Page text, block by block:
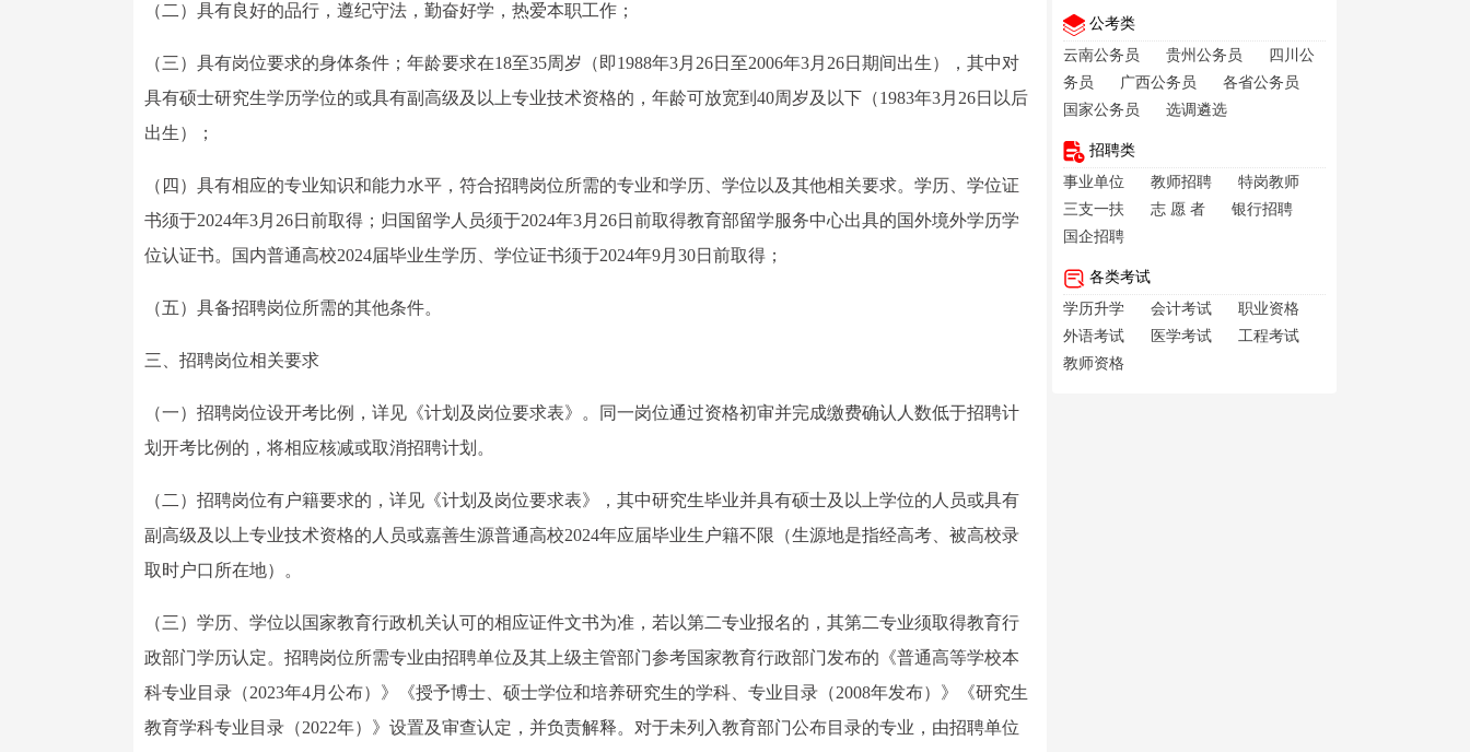
（二）具有良好的品行，遵纪守法，勤奋好学，热爱本职工作；
（三）具有岗位要求的身体条件；年龄要求在18至35周岁（即1988年3月26日至2006年3月26日期间出生），其中对
具有硕士研究生学历学位的或具有副高级及以上专业技术资格的，年龄可放宽到40周岁及以下（1983年3月26日以后
出生）；
（四）具有相应的专业知识和能力水平，符合招聘岗位所需的专业和学历、学位以及其他相关要求。学历、学位证
书须于2024年3月26日前取得；归国留学人员须于2024年3月26日前取得教育部留学服务中心出具的国外境外学历学
位认证书。国内普通高校2024届毕业生学历、学位证书须于2024年9月30日前取得；
（五）具备招聘岗位所需的其他条件。
三、招聘岗位相关要求
（一）招聘岗位设开考比例，详见《计划及岗位要求表》。同一岗位通过资格初审并完成缴费确认人数低于招聘计
划开考比例的，将相应核减或取消招聘计划。
（二）招聘岗位有户籍要求的，详见《计划及岗位要求表》，其中研究生毕业并具有硕士及以上学位的人员或具有
副高级及以上专业技术资格的人员或嘉善生源普通高校2024年应届毕业生户籍不限（生源地是指经高考、被高校录
取时户口所在地）。
（三）学历、学位以国家教育行政机关认可的相应证件文书为准，若以第二专业报名的，其第二专业须取得教育行
政部门学历认定。招聘岗位所需专业由招聘单位及其上级主管部门参考国家教育行政部门发布的《普通高等学校本
科专业目录（2023年4月公布）》《授予博士、硕士学位和培养研究生的学科、专业目录（2008年发布）》《研究生
教育学科专业目录（2022年）》设置及审查认定，并负责解释。对于未列入教育部门公布目录的专业，由招聘单位
公考类
云南公务员
贵州公务员
四川公
务员
广西公务员
各省公务员
国家公务员
选调遴选
招聘类
事业单位
教师招聘
特岗教师
三支一扶
志 愿 者
银行招聘
国企招聘
各类考试
学历升学
会计考试
职业资格
外语考试
医学考试
工程考试
教师资格